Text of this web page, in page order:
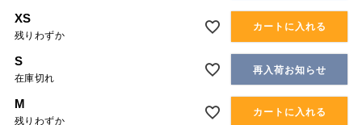
XS
残りわずか
カートに入れる
S
在庫切れ
再入荷お知らせ
M
残りわずか
カートに入れる